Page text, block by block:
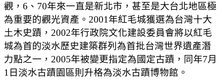
觀，6、70年來一直是新北市，甚至是大台北地區極
為重要的觀光資產。2001年紅毛城獲選為台灣十大
土木史蹟，2002年行政院文化建設委員會將以紅毛
城為首的淡水歷史建築群列為首批台灣世界遺產潛
力點之一，2005年被變更指定為國定古蹟，同年7月
1日淡水古蹟園區則升格為淡水古蹟博物館。